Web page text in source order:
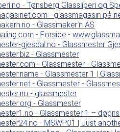
- Tønsberg Glassliperi og
- glassmagasin på
- Glassmaker'n AS
- Forside -
gjesdal.no - Glassmester
- Glassmester
- Glassmester -
- Glassmester 1 |
- Glassmester -
- glassmester
- Glassmester
- Glassmester 1 –
- MSWP01 | Just